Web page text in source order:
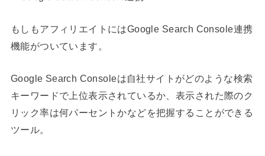
もしもアフィリエイトにはGoogle Search Console連携
機能がついています。
Google Search Consoleは自社サイトがどのような検索
キーワードで上位表示されているか、表示された際のク
リック率は何パーセントかなどを把握することができる
ツール。